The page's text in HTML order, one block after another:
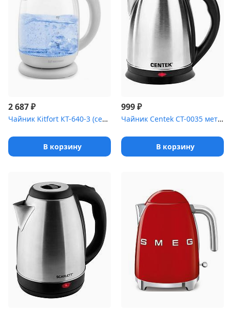
2 687₽
Чайник Kitfort КТ-640-3 (серый.с регулировкой t*)
В корзину
999₽
Чайник Centek CT-0035 металл 1,5л 2000Вт
В корзину